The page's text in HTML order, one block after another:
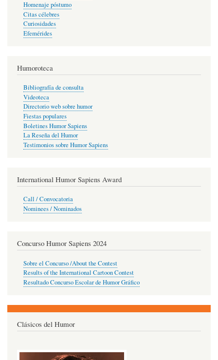
Homenaje póstumo
Citas célebres
Curiosidades
Efemérides
Humoroteca
Bibliografía de consulta
Videoteca
Directorio web sobre humor
Fiestas populares
Boletines Humor Sapiens
La Reseña del Humor
Testimonios sobre Humor Sapiens
International Humor Sapiens Award
Call / Convocatoria
Nominees / Nominados
Concurso Humor Sapiens 2024
Sobre el Concurso /About the Contest
Results of the International Cartoon Contest
Resultado Concurso Escolar de Humor Gráfico
Clásicos del Humor